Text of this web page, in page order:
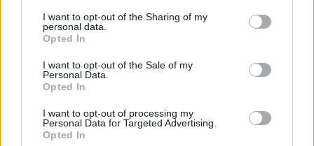
not limited to your visit or usage behaviour. You may click to
grant or deny consent to Google and its third-party tags to
use your data for below specified purposes in below Google
consent section.
I want to opt-out of the Sharing of my
personal data.
Opted In
I want to opt-out of the Sale of my
Personal Data.
Opted In
I want to opt-out of processing my
Personal Data for Targeted Advertising.
Opted In
feszített tempóban, rövid határidővel lehozták a
lehetetlent. Szeretném külön kiemelni Benit, a főszereplő
színészünket, aki felnőtteket megszégyenítő
profizmussal csinálta végig velünk ezt a sokszor
repetitív, unalmas, de végig rengeteg energiát
felemésztő munkát."
"A ZENEKAR AZ ELSŐ, MINDEN MÁS
MÁSODLAGOS" – BARON MANTIS-INTERJÚNK